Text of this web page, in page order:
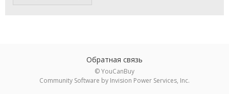
Обратная связь
© YouCanBuy
Community Software by Invision Power Services, Inc.